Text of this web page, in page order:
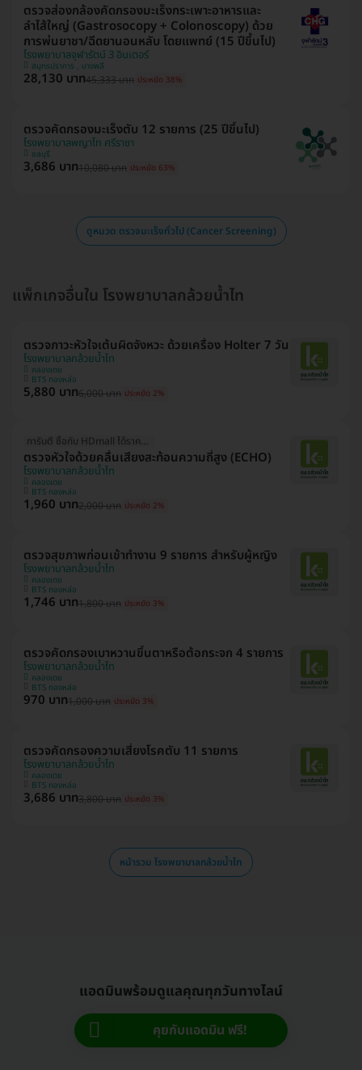
ตรวจส่องกล้องคัดกรองมะเร็งกระเพาะอาหารและ
ลำไส้ใหญ่ (Gastrosocopy + Colonoscopy) ด้วย
การพ่นยาชา/ฉีดยานอนหลับ โดยแพทย์ (15 ปีขึ้นไป)
โรงพยาบาลจุฬารัตน์ 3 อินเตอร์
สมุทรปราการ , บางพลี
28,130 บาท45,333 บาท ประหยัด 38%
ตรวจคัดกรองมะเร็งตับ 12 รายการ (25 ปีขึ้นไป)
โรงพยาบาลพญาไท ศรีราชา
ชลบุรี
3,686 บาท10,080 บาท ประหยัด 63%
ดูหมวด ตรวจมะเร็งทั่วไป (Cancer Screening)
แพ็กเกจอื่นใน โรงพยาบาลกล้วยน้ำไท
ตรวจภาวะหัวใจเต้นผิดจังหวะ ด้วยเครื่อง Holter 7 วัน
โรงพยาบาลกล้วยน้ำไท
คลองเตย
BTS ทองหล่อ
5,880 บาท6,000 บาท ประหยัด 2%
การันตี ซื้อกับ HDmall ได้ราคาดีที่สุด
ตรวจหัวใจด้วยคลื่นเสียงสะท้อนความถี่สูง (ECHO)
โรงพยาบาลกล้วยน้ำไท
คลองเตย
BTS ทองหล่อ
1,960 บาท2,000 บาท ประหยัด 2%
ตรวจสุขภาพก่อนเข้าทํางาน 9 รายการ สําหรับผู้หญิง
โรงพยาบาลกล้วยน้ำไท
คลองเตย
BTS ทองหล่อ
1,746 บาท1,800 บาท ประหยัด 3%
ตรวจคัดกรองเบาหวานขึ้นตาหรือต้อกระจก 4 รายการ
โรงพยาบาลกล้วยน้ำไท
คลองเตย
BTS ทองหล่อ
970 บาท1,000 บาท ประหยัด 3%
ตรวจคัดกรองความเสี่ยงโรคตับ 11 รายการ
โรงพยาบาลกล้วยน้ำไท
คลองเตย
BTS ทองหล่อ
3,686 บาท3,800 บาท ประหยัด 3%
หน้ารวม โรงพยาบาลกล้วยน้ำไท
แอดมินพร้อมดูแลคุณทุกวันทางไลน์
คุยกับแอดมิน ฟรี!